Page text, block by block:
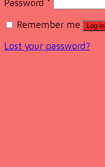
Password *
Remember me
Log in
Lost your password?